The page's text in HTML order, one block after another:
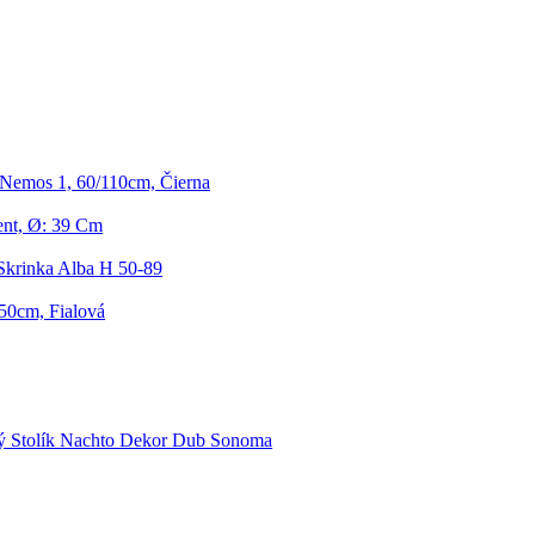
1, 60/110cm, Čierna
Ø: 39 Cm
Alba H 50-89
Fialová
Stolík Nachto Dekor Dub Sonoma